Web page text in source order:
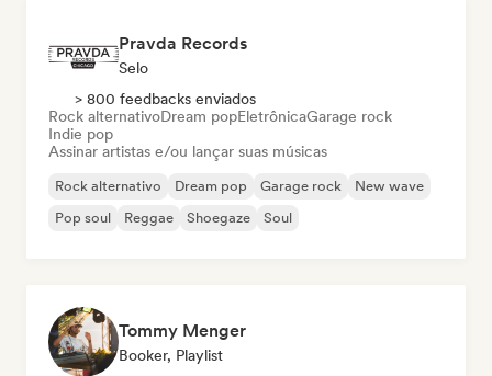
Pravda Records
Selo
> 800 feedbacks enviados
Rock alternativoDream popEletrônicaGarage rock
Indie pop
Assinar artistas e/ou lançar suas músicas
Rock alternativo Dream pop Garage rock
New wave
Pop soul
Reggae Shoegaze Soul
Tommy Menger
Booker, Playlist